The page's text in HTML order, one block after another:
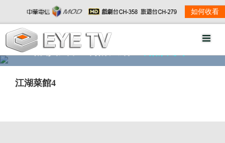
如何收看
精彩影音 劇情大綱
江湖菜館4